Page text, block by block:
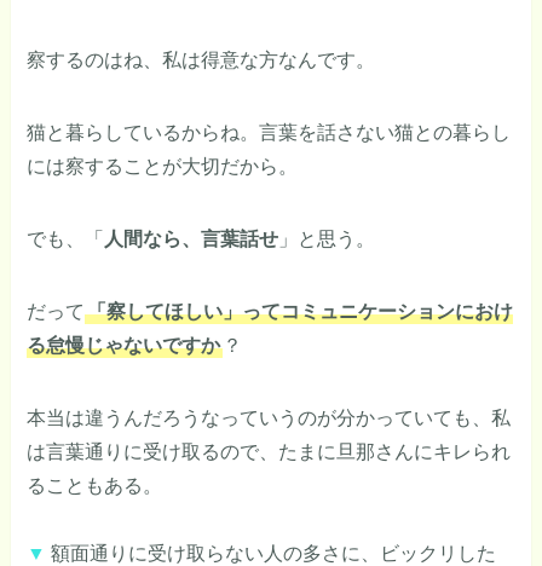
察するのはね、私は得意な方なんです。
猫と暮らしているからね。言葉を話さない猫との暮らし
には察することが大切だから。
でも、「 人間なら、言葉話せ 」と思う。
だって「察してほしい」ってコミュニケーションにおけ
る怠慢じゃないですか ？
本当は違うんだろうなっていうのが分かっていても、私
は言葉通りに受け取るので、たまに旦那さんにキレられ
ることもある。
▼ 額面通りに受け取らない人の多さに、ビックリした